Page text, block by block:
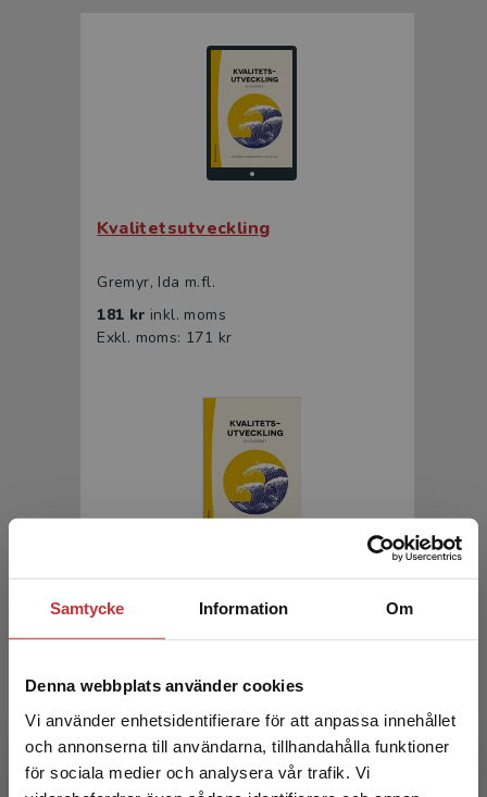
Samtycke Information Om
Denna webbplats använder cookies
Vi använder enhetsidentifierare för att anpassa innehållet
och annonserna till användarna, tillhandahålla funktioner
för sociala medier och analysera vår trafik. Vi
Kvalitetsutveckling
Gremyr, Ida m.fl.
181 kr inkl. moms
Exkl. moms: 171 kr
Kvalitetsutveckling - en översikt
Gremyr, Ida m.fl.
Exkl. moms: 275 kr